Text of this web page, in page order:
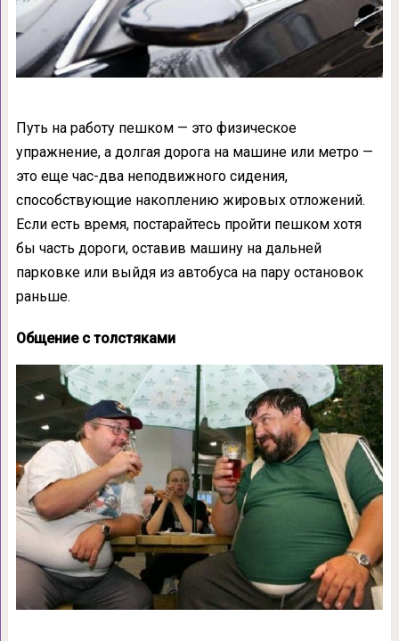
Путь на работу пешком — это физическое
упражнение, а долгая дорога на машине или метро —
это еще час-два неподвижного сидения,
способствующие накоплению жировых отложений.
Если есть время, постарайтесь пройти пешком хотя
бы часть дороги, оставив машину на дальней
парковке или выйдя из автобуса на пару остановок
раньше.
Общение с толстяками